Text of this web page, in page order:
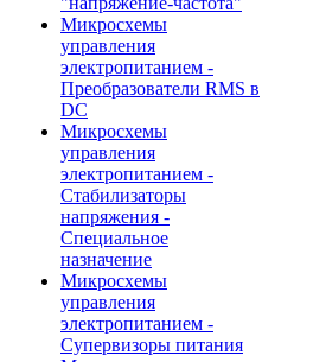
Микросхемы
управления
электропитанием -
Преобразователи RMS в
DC
Микросхемы
управления
электропитанием -
Стабилизаторы
напряжения -
Специальное
назначение
Микросхемы
управления
электропитанием -
Супервизоры питания